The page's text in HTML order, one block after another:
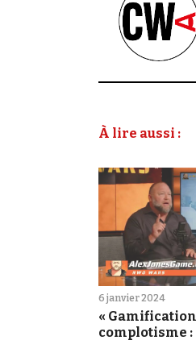
À lire aussi :
6 janvier 2024
« Gamification
complotisme :